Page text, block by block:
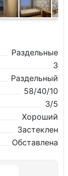
Раздельные
3
Раздельный
58/40/10
3/5
Хороший
Застеклен
Обставлена